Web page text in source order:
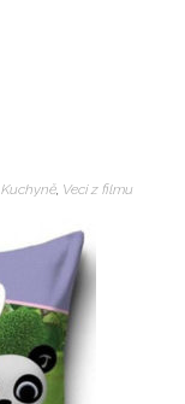
Kuchyně, Veci z filmu